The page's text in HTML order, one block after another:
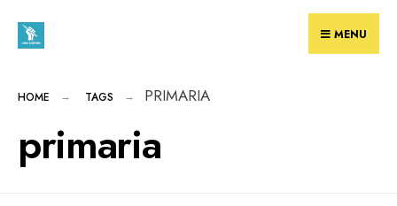
MENU
HOME TAGS PRIMARIA
primaria